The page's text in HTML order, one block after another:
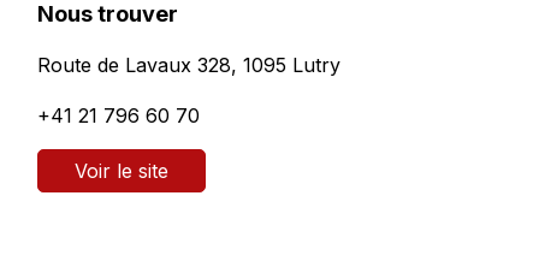
Nous trouver
Route de Lavaux 328, 1095 Lutry
+41 21 796 60 70
Voir le site